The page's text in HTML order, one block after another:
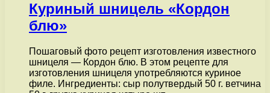
Куриный шницель «Кордон
блю»
Пошаговый фото рецепт изготовления известного
шницеля — Кордон блю. В этом рецепте для
изготовления шницеля употребляются куриное
филе. Ингредиенты: сыр полутвердый 50 г. ветчина